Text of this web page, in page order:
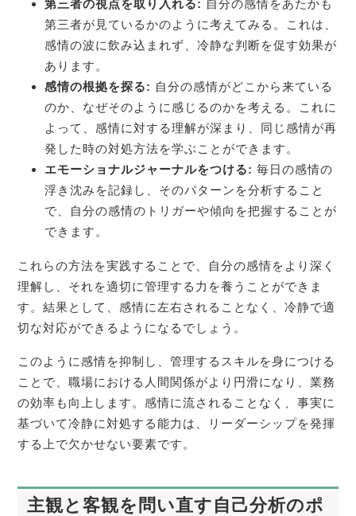
第三者の視点を取り入れる: 自分の感情をあたかも
第三者が見ているかのように考えてみる。これは、
感情の波に飲み込まれず、冷静な判断を促す効果が
あります。
感情の根拠を探る: 自分の感情がどこから来ている
のか、なぜそのように感じるのかを考える。これに
よって、感情に対する理解が深まり、同じ感情が再
発した時の対処方法を学ぶことができます。
エモーショナルジャーナルをつける: 毎日の感情の
浮き沈みを記録し、そのパターンを分析すること
で、自分の感情のトリガーや傾向を把握することが
できます。
これらの方法を実践することで、自分の感情をより深く
理解し、それを適切に管理する力を養うことができま
す。結果として、感情に左右されることなく、冷静で適
切な対応ができるようになるでしょう。
このように感情を抑制し、管理するスキルを身につける
ことで、職場における人間関係がより円滑になり、業務
の効率も向上します。感情に流されることなく、事実に
基づいて冷静に対処する能力は、リーダーシップを発揮
する上で欠かせない要素です。
主観と客観を問い直す自己分析のポ